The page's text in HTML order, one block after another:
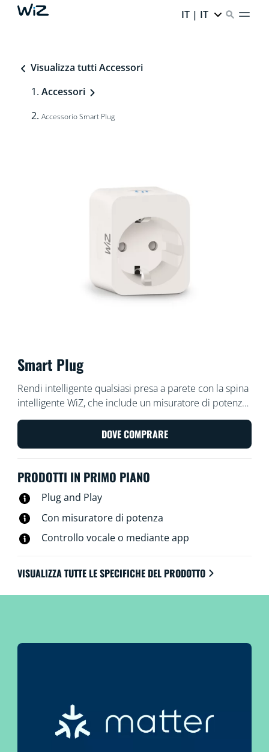
IT | IT
Visualizza tutti Accessori
Accessori
Accessorio Smart Plug
Smart Plug
Rendi intelligente qualsiasi presa a parete con la spina
intelligente WiZ, che include un misuratore di potenza
che consente di misurare la potenza utilizzata dalla
presa. Controllala con l'app WiZ o con la tua voce: ad
esempio, accendi e spegni la tua lampada tradizionale
DOVE COMPRARE
PRODOTTI IN PRIMO PIANO
Plug and Play
Con misuratore di potenza
Controllo vocale o mediante app
VISUALIZZA TUTTE LE SPECIFICHE DEL PRODOTTO